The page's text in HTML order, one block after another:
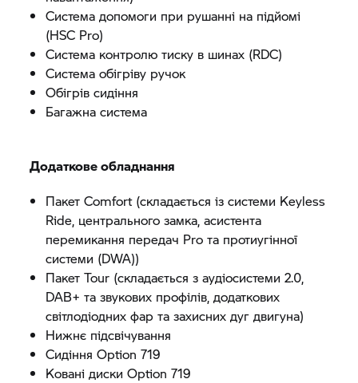
Система допомоги при рушанні на підйомі
(HSC Pro)
Система контролю тиску в шинах (RDC)
Система обігріву ручок
Обігрів сидіння
Багажна система
Додаткове обладнання
Пакет Comfort (складається із системи Keyless
Ride, центрального замка, асистента
перемикання передач Pro та протиугінної
системи (DWA))
Пакет Tour (складається з аудіосистеми 2.0,
DAB+ та звукових профілів, додаткових
світлодіодних фар та захисних дуг двигуна)
Нижнє підсвічування
Сидіння Option 719
Ковані диски Option 719